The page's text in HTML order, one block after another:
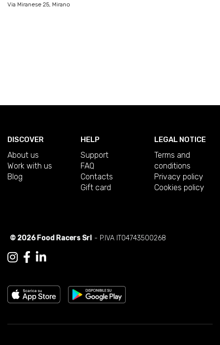
Via Miranese 25, Mirano
DISCOVER
About us
Work with us
Blog
HELP
Support
FAQ
Contacts
Gift card
LEGAL NOTICE
Terms and
conditions
Privacy policy
Cookies policy
© 2026 Food Racers Srl - P.IVA IT04743500268